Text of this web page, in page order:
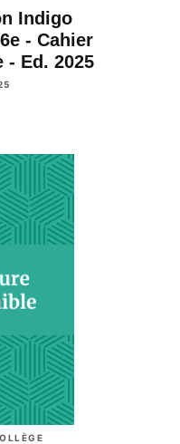
Indigo
- Cahier
- Ed. 2025